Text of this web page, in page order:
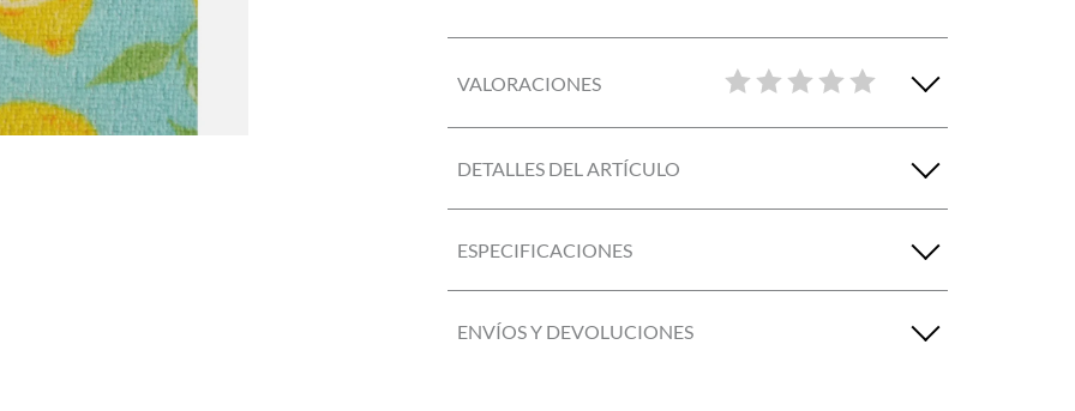
VALORACIONES
DETALLES DEL ARTÍCULO
ESPECIFICACIONES
ENVÍOS Y DEVOLUCIONES